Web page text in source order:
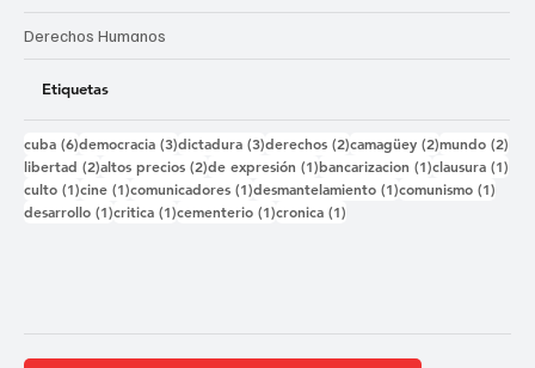
Derechos Humanos
Etiquetas
cuba (6)6 entradas
democracia (3)3 entradas
dictadura (3)3 entradas
derechos (2)2 entradas
camagüey (2)2 entradas
mundo (2)
libertad (2)2 entradas
altos precios (2)2 entradas
de expresión (1)1 entrada
bancarizacion (1)1 entrada
clausura (1)
culto (1)1 entrada
cine (1)1 entrada
comunicadores (1)1 entrada
desmantelamiento (1)1 entrada
comunismo (1)
desarrollo (1)1 entrada
critica (1)1 entrada
cementerio (1)1 entrada
cronica (1)